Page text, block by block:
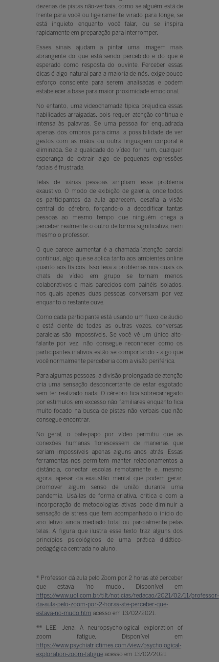
dezenas de pistas não-verbais, como se alguém está de
frente para você ou ligeiramente virado para longe, se
está inquieto enquanto você falar, ou se inspira
rapidamente em preparação para interromper.
Esses sinais ajudam a pintar uma imagem mais
abrangente do que está sendo percebido e do que é
esperado como resposta do ouvinte. Perceber essas
dicas é algo natural para a maioria de nós, exige pouco
esforço consciente para serem analisadas e podem
estabelecer a base para maior proximidade emocional.
No entanto, uma videochamada típica prejudica essas
habilidades arraigadas, pois requer atenção contínua e
intensa às palavras. Se uma pessoa for enquadrada
apenas dos ombros para cima, a possibilidade de ver
gestos com as mãos ou outra linguagem corporal é
eliminada. Se a qualidade do vídeo for ruim, qualquer
esperança de extrair algo de pequenas expressões
faciais é frustrada.
Telas de várias pessoas ampliam esse problema
exaustivo. O modo de exibição de galeria, onde todos
os participantes da aula aparecem, desafia a visão
central do cérebro, forçando-o a decodificar tantas
pessoas ao mesmo tempo que ninguém chega a
perceber realmente o outro de forma significativa, nem
mesmo o professor.
O que parece aumentar é a chamada ‘atenção parcial
contínua’, algo que se aplica tanto aos ambientes online
quanto aos físicos. Isso leva a problemas nos quais os
chats de vídeo em grupo se tornam menos
colaborativos e mais parecidos com painéis isolados,
nos quais apenas duas pessoas conversam por vez
enquanto o restante ouve.
Como cada participante está usando um fluxo de áudio
e está ciente de todas as outras vozes, conversas
paralelas são impossíveis. Se você vê um único alto-
falante por vez, não consegue reconhecer como os
participantes inativos estão se comportando - algo que
você normalmente perceberia com a visão periférica.
Para algumas pessoas, a divisão prolongada de atenção
cria uma sensação desconcertante de estar esgotado
sem ter realizado nada. O cérebro fica sobrecarregado
por estímulos em excesso não familiares enquanto fica
muito focado na busca de pistas não verbais que não
consegue encontrar.
No geral, o bate-papo por vídeo permitiu que as
conexões humanas florescessem de maneiras que
seriam impossíveis apenas alguns anos atrás. Essas
ferramentas nos permitem manter relacionamentos a
distância, conectar escolas remotamente e, mesmo
agora, apesar da exaustão mental que podem gerar,
promover algum senso de união durante uma
pandemia. Usá-las de forma criativa, crítica e com a
incorporação de metodologias ativas pode diminuir a
sensação de stress que tem acompanhado o início do
ano letivo ainda mediado total ou parcialmente pelas
telas. A figura que ilustra esse texto traz alguns dos
princípios psicológicos de uma prática didático-
pedagógica centrada no aluno.
* Professor dá aula pelo Zoom por 2 horas até perceber
que estava 'no mudo'. Disponível em
https://www.uol.com.br/tilt/noticias/redacao/2021/02/11/professor-
da-aula-pelo-zoom-por-2-horas-ate-perceber-que-
estava-no-mudo.htm acesso em 13/02/2021.
** LEE, Jena. A neuropsychological exploration of
zoom fatigue. Disponível em
https://www.psychiatrictimes.com/view/psychological-
exploration-zoom-fatigueacesso em 13/02/2021.